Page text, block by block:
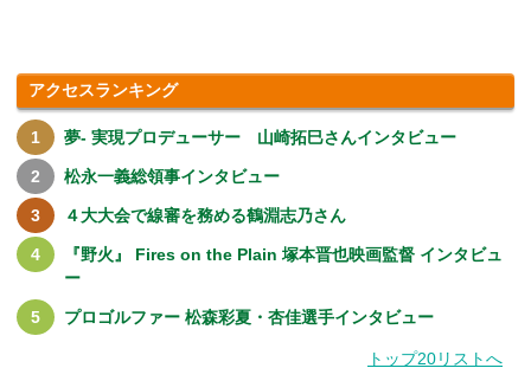
アクセスランキング
夢- 実現プロデューサー 山崎拓巳さんインタビュー
松永一義総領事インタビュー
４大大会で線審を務める鶴淵志乃さん
『野火』 Fires on the Plain 塚本晋也映画監督 インタビュ
ー
プロゴルファー 松森彩夏・杏佳選手インタビュー
トップ20リストへ